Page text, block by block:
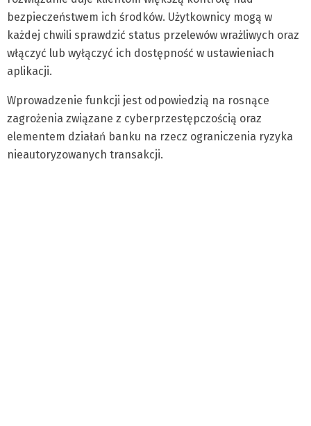
bezpieczeństwem ich środków. Użytkownicy mogą w
każdej chwili sprawdzić status przelewów wrażliwych oraz
włączyć lub wyłączyć ich dostępność w ustawieniach
aplikacji.
Wprowadzenie funkcji jest odpowiedzią na rosnące
zagrożenia związane z cyberprzestępczością oraz
elementem działań banku na rzecz ograniczenia ryzyka
nieautoryzowanych transakcji.